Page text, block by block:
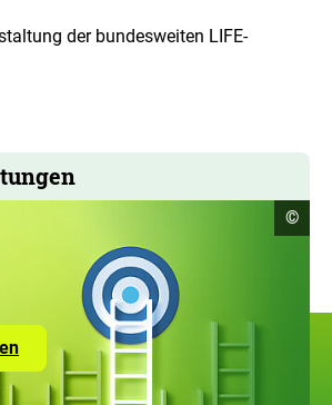
der bundesweiten LIFE-
Zur
Seite
©